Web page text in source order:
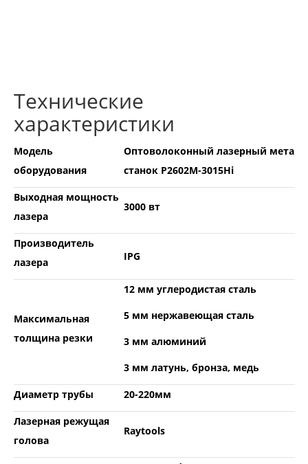
Технические
характеристики
Модель
оборудования
Оптоволоконный лазерный
станок P2602M-3015Hi
Выходная мощность
лазера
3000 вт
Производитель
лазера
IPG
Максимальная
толщина резки
12 мм углеродистая сталь
5 мм нержавеющая сталь
3 мм алюминий
3 мм латунь, бронза, медь
Диаметр трубы 20-220мм
Лазерная режущая
голова
Raytools